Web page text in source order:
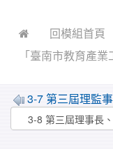
回模組首頁
「臺南市教育產
3-7 第三屆理監